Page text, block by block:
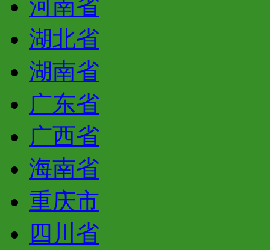
河南省
湖北省
湖南省
广东省
广西省
海南省
重庆市
四川省